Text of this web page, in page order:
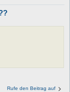
Rufe den Beitrag auf